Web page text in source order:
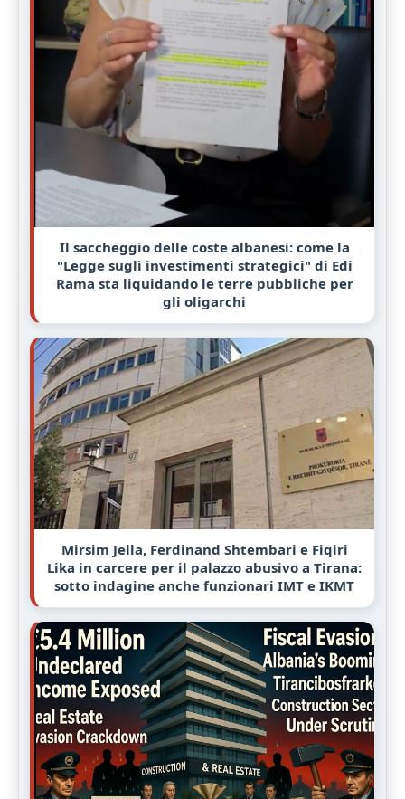
Il saccheggio delle coste albanesi: come la
"Legge sugli investimenti strategici" di Edi
Rama sta liquidando le terre pubbliche per
gli oligarchi
Mirsim Jella, Ferdinand Shtembari e Fiqiri
Lika in carcere per il palazzo abusivo a Tirana:
sotto indagine anche funzionari IMT e IKMT